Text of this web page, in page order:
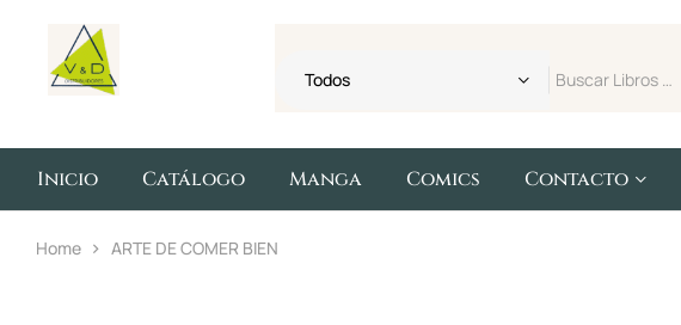
Todos
Inicio Catálogo Manga Comics Contacto
Home ARTE DE COMER BIEN